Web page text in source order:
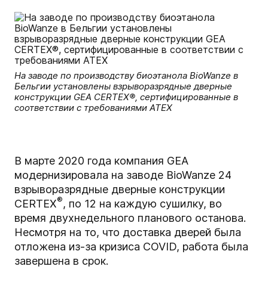
На заводе по производству биоэтанола BioWanze в
Бельгии установлены взрыворазрядные дверные
конструкции GEA CERTEX®, сертифицированные в
соответствии с требованиями ATEX
В марте 2020 года компания GEA
модернизировала на заводе BioWanze 24
взрыворазрядные дверные конструкции
CERTEX®, по 12 на каждую сушилку, во
время двухнедельного планового останова.
Несмотря на то, что доставка дверей была
отложена из-за кризиса COVID, работа была
завершена в срок.